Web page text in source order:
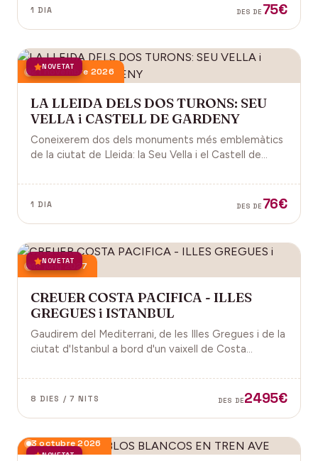
1 DIA DES DE 75€
NOVETAT
21 novembre 2026
LA LLEIDA DELS DOS TURONS: SEU
VELLA i CASTELL DE GARDENY
Coneixerem dos dels monuments més emblemàtics
de la ciutat de Lleida: la Seu Vella i el Castell de
1 DIA DES DE 76€
NOVETAT
18 juny 2027
CREUER COSTA PACIFICA - ILLES
GREGUES i ISTANBUL
Gaudirem del Mediterrani, de les Illes Gregues i de la
ciutat d'Istanbul a bord d'un vaixell de Costa
8 DIES / 7 NITS DES DE2495€
NOVETAT
3 octubre 2026